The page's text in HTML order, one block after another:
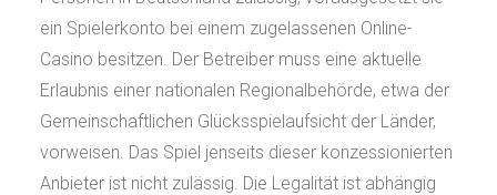
ein Spielerkonto bei einem zugelassenen Online-
Casino besitzen. Der Betreiber muss eine aktuelle
Erlaubnis einer nationalen Regionalbehörde, etwa der
Gemeinschaftlichen Glücksspielaufsicht der Länder,
vorweisen. Das Spiel jenseits dieser konzessionierten
Anbieter ist nicht zulässig. Die Legalität ist abhängig